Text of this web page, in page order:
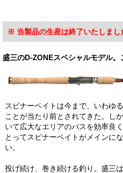
※ 当製品の生産は終了いたしまし
盛三のD-ZONEスペシャルモデル。
スピナーベイトは今まで、いわゆ
ことが当たり前とされてきた。し
いて広大なエリアのバスを効率良
とってスピナーベイトがメインに
い。
投げ続け、巻き続ける釣り。盛三